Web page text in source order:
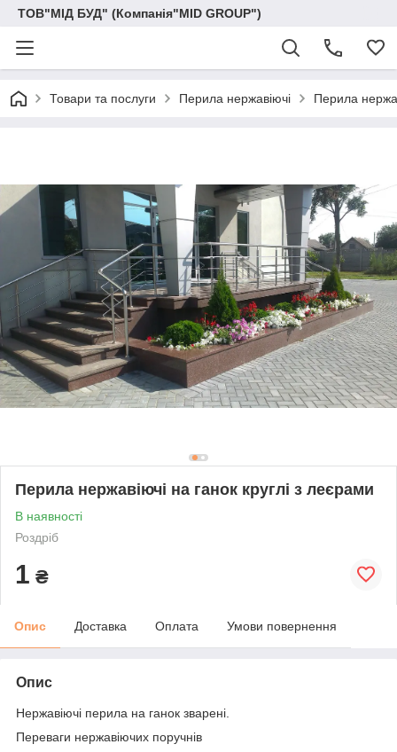
ТОВ"МІД БУД" (Компанія"MID GROUP")
Товари та послуги Перила нержавіючі Перила
Перила нержавіючі на ганок круглі з леєрами
В наявності
Роздріб
1 ₴
Опис Доставка Оплата Умови повернення
Опис
Нержавіючі перила на ганок зварені.
Переваги нержавіючих поручнів